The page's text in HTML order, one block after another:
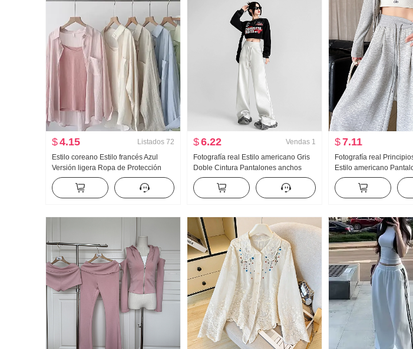
$4.15 Listados 72
Estilo coreano Estilo francés Azul
Versión ligera Ropa de Protección
Solar Manga Larga Camisa Mujer
Ropa de verano Holgado Casual
HOLGAZÁN Manga Larga Sencillo
$6.22 Vendas 1
Fotografía real Estilo americano Gris
Doble Cintura Pantalones anchos
Mujer 2026 Otoño Holgado Casual
Talle alto Vertical Sentido Recto
Pantalones deportivos
$7.11
Fotografía real
Estilo americano
deportivos Niños
abdomen Talle alto
Pantalones de pierna
Pantalones